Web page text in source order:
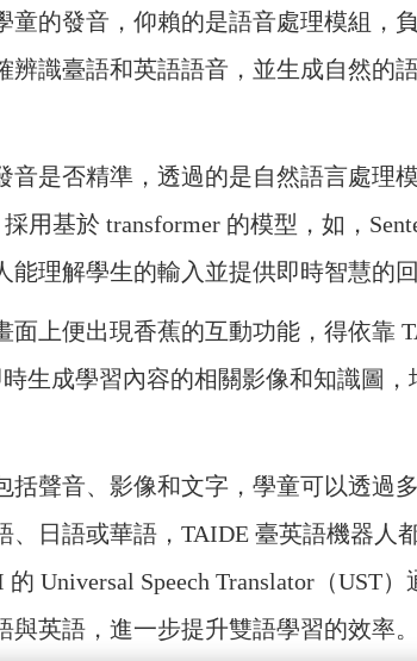
童的發音，仰賴的是語音處理模組，
辨識臺語和英語語音，並生成自然的
音是否精準，透過的是自然語言處理
採用基於 transformer 的模型，如，
理解學生的輸入並提供即時智慧的回
面上便出現香蕉的互動功能，得依靠
生成學習內容的相關影像和知識圖，
括聲音、影像和文字，學童可以透過
、日語或華語，TAIDE 臺英語機器人
Universal Speech Translator（UST）
英語，進一步提升雙語學習的效率。